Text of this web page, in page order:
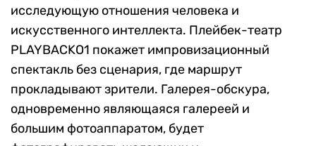
исследующую отношения человека и
искусственного интеллекта. Плейбек-театр
PLAYBACKО1 покажет импровизационный
спектакль без сценария, где маршрут
прокладывают зрители. Галерея-обскура,
одновременно являющаяся галереей и
большим фотоаппаратом, будет